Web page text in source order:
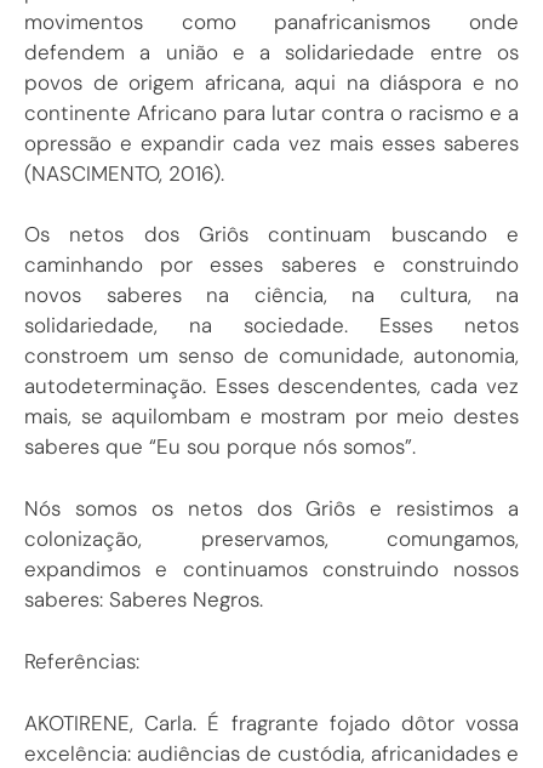
movimentos como panafricanismos onde
defendem a união e a solidariedade entre os
povos de origem africana, aqui na diáspora e no
continente Africano para lutar contra o racismo e a
opressão e expandir cada vez mais esses saberes
(NASCIMENTO, 2016).
Os netos dos Griôs continuam buscando e
caminhando por esses saberes e construindo
novos saberes na ciência, na cultura, na
solidariedade, na sociedade. Esses netos
constroem um senso de comunidade, autonomia,
autodeterminação. Esses descendentes, cada vez
mais, se aquilombam e mostram por meio destes
saberes que “Eu sou porque nós somos”.
Nós somos os netos dos Griôs e resistimos a
colonização, preservamos, comungamos,
expandimos e continuamos construindo nossos
saberes: Saberes Negros.
Referências:
AKOTIRENE, Carla. É fragrante fojado dôtor vossa
excelência: audiências de custódia, africanidades e